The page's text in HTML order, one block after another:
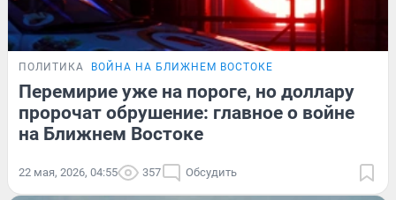
ПОЛИТИКА ВОЙНА НА БЛИЖНЕМ ВОСТОКЕ
Перемирие уже на пороге, но доллару
пророчат обрушение: главное о войне
на Ближнем Востоке
22 мая, 2026, 04:55 357 Обсудить